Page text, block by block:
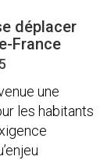
déplacer
France
une
les habitants